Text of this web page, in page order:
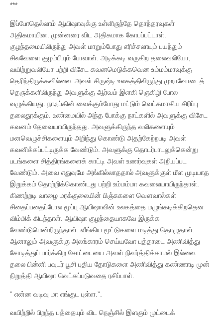
***
இப்போதெல்லாம் ஆயிஷாவுக்கு உள்ளிருந்தே தொந்தரவுகள்
அதிகமாயின. முன்னரை விட அதிகமாக கோபப்பட்டாள்.
குழந்தமையிலிருந்து அவள் மாறும்போது எரிச்சலாயும் பயந்தும்
சிலவேளை குழம்பியும் போவாள். அடிக்கடி வருகிற தலைவலியோ,
வயிற்றுவலியோ பற்றி விசேட கவனமெடுக்கவென உம்மம்மாவுக்கு
தெரிந்திருக்கவில்லை. அவள் சிருஷ்டி உலகத்திலிருந்து முறாவோடைத்
தெருக்களிலிருந்து அவளுக்கு ஆர்வம் இளகி ஞெகிழி போல
வழுக்கியது. நாஃப்கின் வைக்கும்போது மட்டும் வெட்கமாகிய சிரிப்பு
தலைதூக்கும். உண்மையில் அந்த போக்கு நாட்களில் அவளுக்கு விசேட
கவனம் தேவையாயிருந்தது. அவளுக்கிருந்த வலிகளையும்
மனவெழுச்சிகளையும் அறிந்து கொண்டு அதற்கேற்றபடி அவள்
கவனிக்கப்பட்டிருக்க வேண்டும். அவளுக்கு தொடர்பாடலுக்கென்று
படங்களை சித்திரங்களைக் காட்டி அவள் உணர்வுகள் அறியப்பட
வேண்டும். அவை எதுவுமே அங்கில்லாததால் அவளுக்குள் மீள முடியாத
இறுக்கம் தொற்றிக்கொண்டது பற்றி உம்மம்மா கவலையாயிருந்தாள்.
கிணற்றடி வாழை மரக்குலையின் பிஞ்சுகளை வௌவால்கள்
சிதைப்பதைப்போல மூப்பு ஆயிஷாவின் உலகத்தை மழுங்கடிக்கிறதென
விம்மிக் கிடந்தாள். ஆயிஷா குழந்தையாகவே இருக்க
வேண்டுமென்றிருந்தாள். வீங்கிய மூட்டுகளை மடித்து தொழுதாள்.
ஆனாலும் அவளுக்கு அலங்காரம் செய்யவோ புத்தாடை அணிவித்து
சோடித்துப் பார்க்கிற சோட்டையை அவள் நிவர்த்திக்காமல் இல்லை.
தலை பின்னி பவுடர் பூசி புதிய தோடுகளை அணிவித்து கண்ணாடி முன்
நிறுத்தி ஆயிஷா வெட்கப்படுவதை ரசிப்பாள்.
” என்ன வடிவு மா எங்குட புள்ள.”.
வயிற்றில் பிறந்த பத்தையும் விட நெஞ்சில் இளகும் முட்டைக்